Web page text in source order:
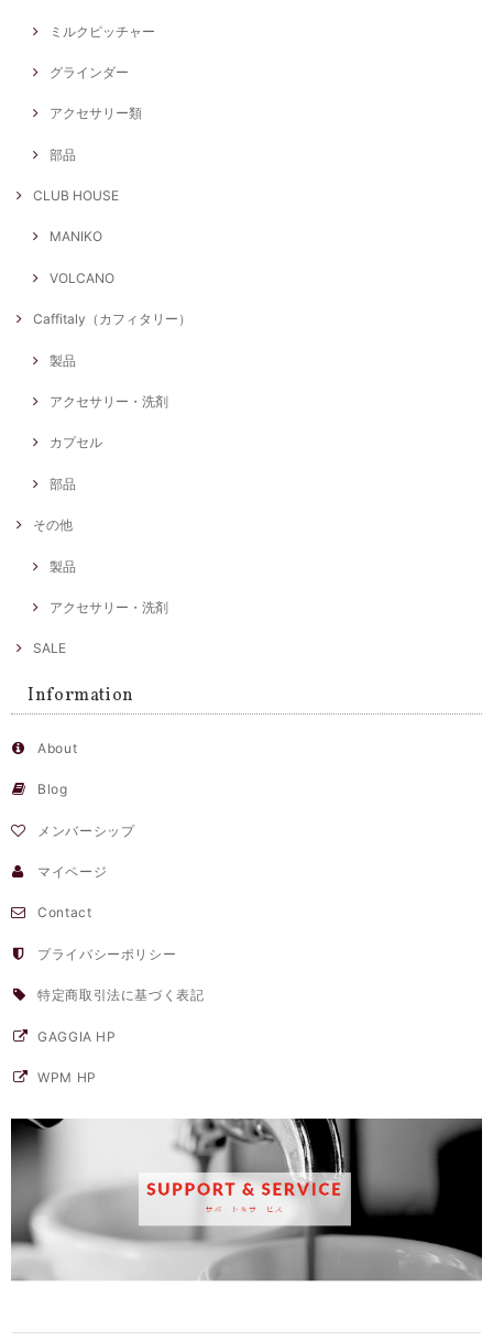
ミルクピッチャー
グラインダー
アクセサリー類
部品
CLUB HOUSE
MANIKO
VOLCANO
Caffitaly（カフィタリー）
製品
アクセサリー・洗剤
カプセル
部品
その他
製品
アクセサリー・洗剤
SALE
Information
About
Blog
メンバーシップ
マイページ
Contact
プライバシーポリシー
特定商取引法に基づく表記
GAGGIA HP
WPM HP